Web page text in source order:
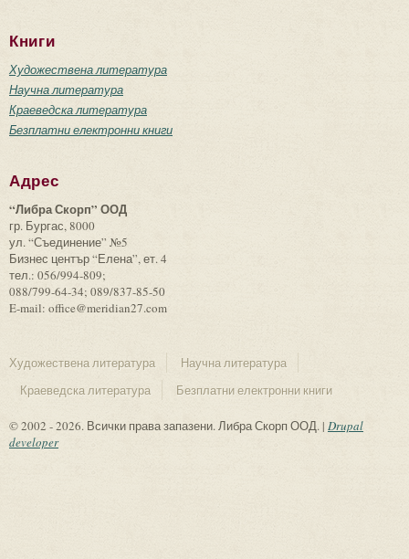
Книги
Художествена литература
Научна литература
Краеведска литература
Безплатни електронни книги
Адрес
“Либра Скорп” ООД
гр. Бургас, 8000
ул. “Съединение” №5
Бизнес център “Елена”, ет. 4
тел.: 056/994-809;
088/799-64-34; 089/837-85-50
E-mail: office@meridian27.com
Художествена литература
Научна литература
Краеведска литература
Безплатни електронни книги
© 2002 - 2026. Всички права запазени. Либра Скорп ООД. | Drupal
developer